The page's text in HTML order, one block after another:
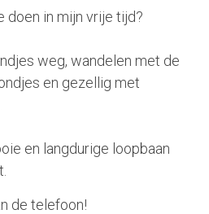
doen in mijn vrije tijd?
weg, wandelen met de
en gezellig met
en langdurige loopbaan
de telefoon!